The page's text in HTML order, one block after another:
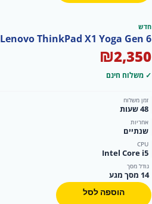
חדש
Lenovo ThinkPad X1 Yoga Gen 6 | מסך מגע 14"
₪2,350
✓ משלוח חינם
זמן משלוח
48 שעות
אחריות
שנתיים
CPU
Intel Core i5
גודל מסך
14 מסך מגע
הוספה לסל